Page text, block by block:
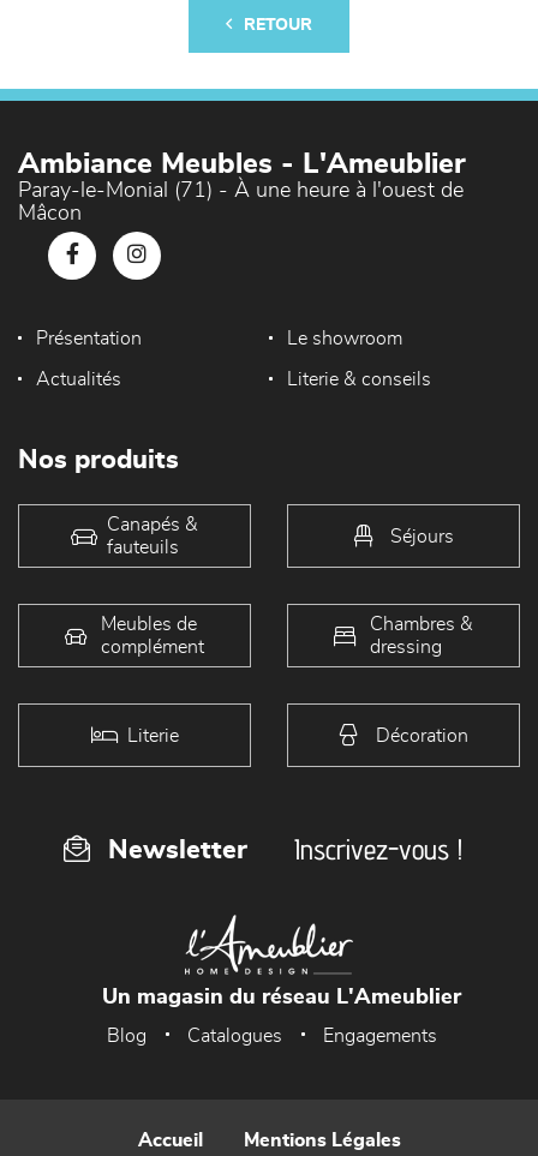
RETOUR
Ambiance Meubles - L'Ameublier
Paray-le-Monial (71) - À une heure à l'ouest de
Mâcon
Présentation Le showroom
Actualités Literie & conseils
Nos produits
Canapés &
fauteuils
Séjours
Meubles de
complément
Chambres &
dressing
Literie Décoration
Newsletter Inscrivez-vous !
Un magasin du réseau L'Ameublier
Blog Catalogues Engagements
Accueil Mentions Légales